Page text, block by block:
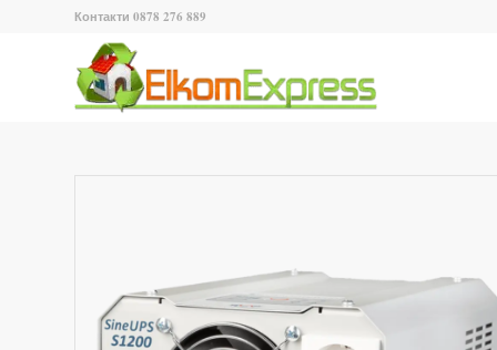
Контакти 0878 276 889